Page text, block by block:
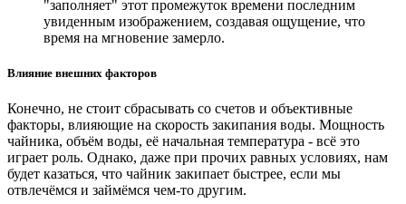
"заполняет" этот промежуток времени последним
увиденным изображением, создавая ощущение, что
время на мгновение замерло.
Влияние внешних факторов
Конечно, не стоит сбрасывать со счетов и объективные
факторы, влияющие на скорость закипания воды. Мощность
чайника, объём воды, её начальная температура - всё это
играет роль. Однако, даже при прочих равных условиях, нам
будет казаться, что чайник закипает быстрее, если мы
отвлечёмся и займёмся чем-то другим.